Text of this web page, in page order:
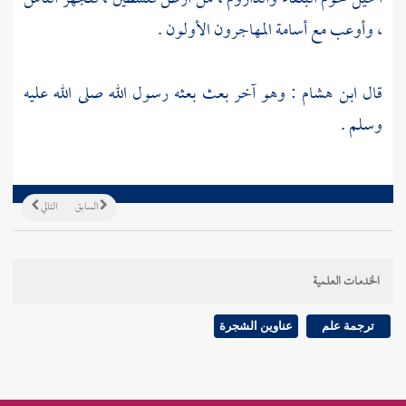
، وأوعب معأسامةالمهاجرونالأولون .
قال ابن هشام : وهو آخر بعث بعثه رسول الله صلى الله عليه
وسلم .
التالي السابق
الخدمات العلمية
ترجمة علم عناوين الشجرة